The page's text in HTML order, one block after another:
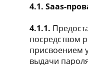
4.1. Saas-
4.1.1.
посредством
присвоением
выдачи